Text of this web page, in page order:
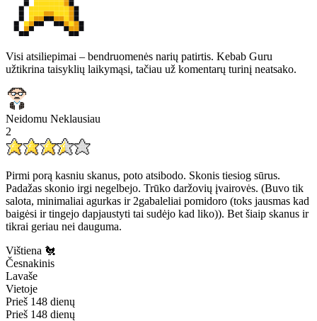
Visi atsiliepimai – bendruomenės narių patirtis. Kebab Guru
užtikrina taisyklių laikymąsi, tačiau už komentarų turinį neatsako.
Neidomu Neklausiau
2
Pirmi porą kasniu skanus, poto atsibodo. Skonis tiesiog sūrus.
Padažas skonio irgi negelbejo. Trūko daržovių įvairovės. (Buvo tik
salota, minimaliai agurkas ir 2gabaleliai pomidoro (toks jausmas kad
baigėsi ir tingejo dapjaustyti tai sudėjo kad liko)). Bet šiaip skanus ir
tikrai geriau nei dauguma.
Vištiena 🐔
Česnakinis
Lavaše
Vietoje
Prieš 148 dienų
Prieš 148 dienų